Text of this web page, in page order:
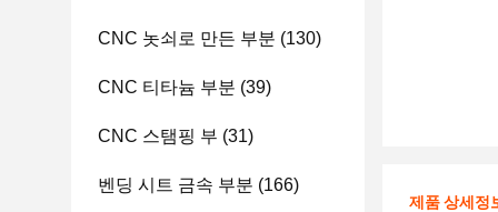
CNC 놋쇠로 만든 부분 (130)
CNC 티타늄 부분 (39)
CNC 스탬핑 부 (31)
벤딩 시트 금속 부분 (166)
제품 상세정